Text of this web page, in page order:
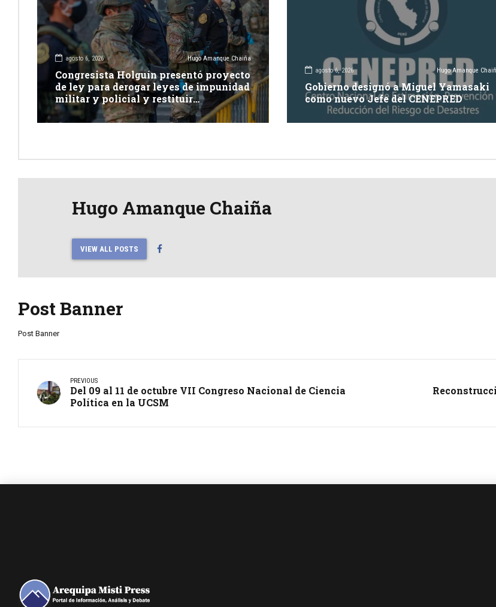
agosto 6, 2026 Hugo Amanque Chaiña
Congresista Holguín presentó proyecto
de ley para derogar leyes de impunidad
militar y policial y restituir
competencia de justicia ordinaria
agosto 6, 2026 Hugo Amanque
Gobierno designó a Miguel Yamasaki
como nuevo Jefe del CENEPRED
Hugo Amanque Chaiña
VIEW ALL POSTS
Post Banner
Post Banner
PREVIOUS
Del 09 al 11 de octubre VII Congreso Nacional de Ciencia
Política en la UCSM